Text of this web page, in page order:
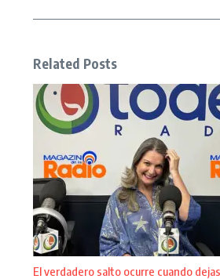
Related Posts
El verdadero salto ocurre cuando